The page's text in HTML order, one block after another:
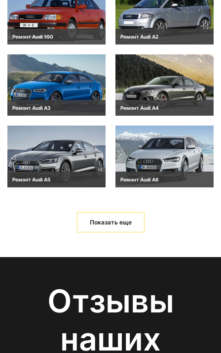
Ремонт Audi 100 Ремонт Audi A2
Ремонт Audi A3 Ремонт Audi A4
Ремонт Audi A5 Ремонт Audi A6
Показать еще
Отзывы
наших